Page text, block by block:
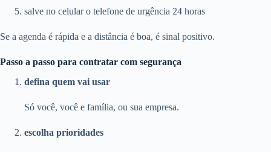
salve no celular o telefone de urgência 24 horas
Se a agenda é rápida e a distância é boa, é sinal positivo.
Passo a passo para contratar com segurança
defina quem vai usar
Só você, você e família, ou sua empresa.
escolha prioridades